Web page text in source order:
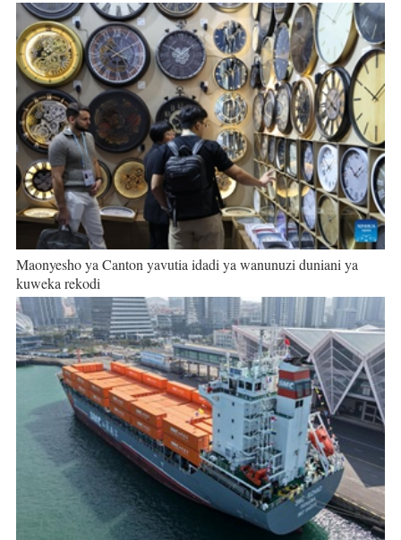
Maonyesho ya Canton yavutia idadi ya wanunuzi duniani ya
kuweka rekodi